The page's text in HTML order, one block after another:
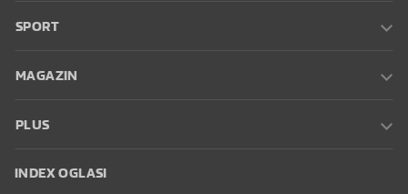
SPORT
MAGAZIN
PLUS
INDEX OGLASI